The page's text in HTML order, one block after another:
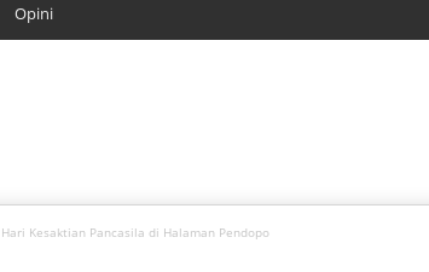
Opini
Kesaktian Pancasila di Halaman Pendopo